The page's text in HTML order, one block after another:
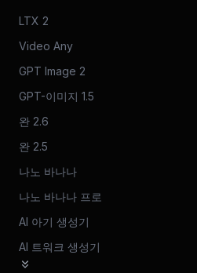
LTX 2
Video Any
GPT Image 2
GPT-이미지 1.5
완 2.6
완 2.5
나노 바나나
나노 바나나 프로
AI 아기 생성기
AI 트워크 생성기